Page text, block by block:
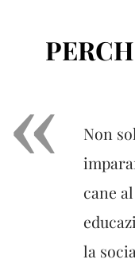
Non
cane
la